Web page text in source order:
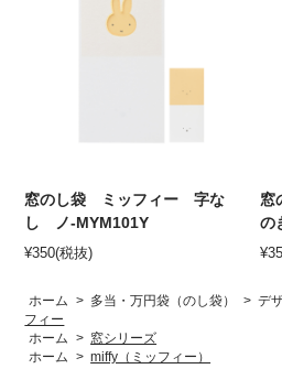
窓のし袋 ミッフィー 字な
し ノ-MYM101Y
¥350(税抜)
窓
の
¥
ホーム > 多当・万円袋（のし袋） > デ
フィー
ホーム > 窓シリーズ
ホーム > miffy（ミッフィー）